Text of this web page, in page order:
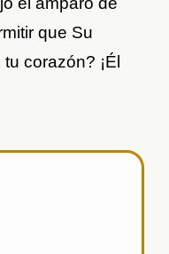
que Su
corazón? ¡Él